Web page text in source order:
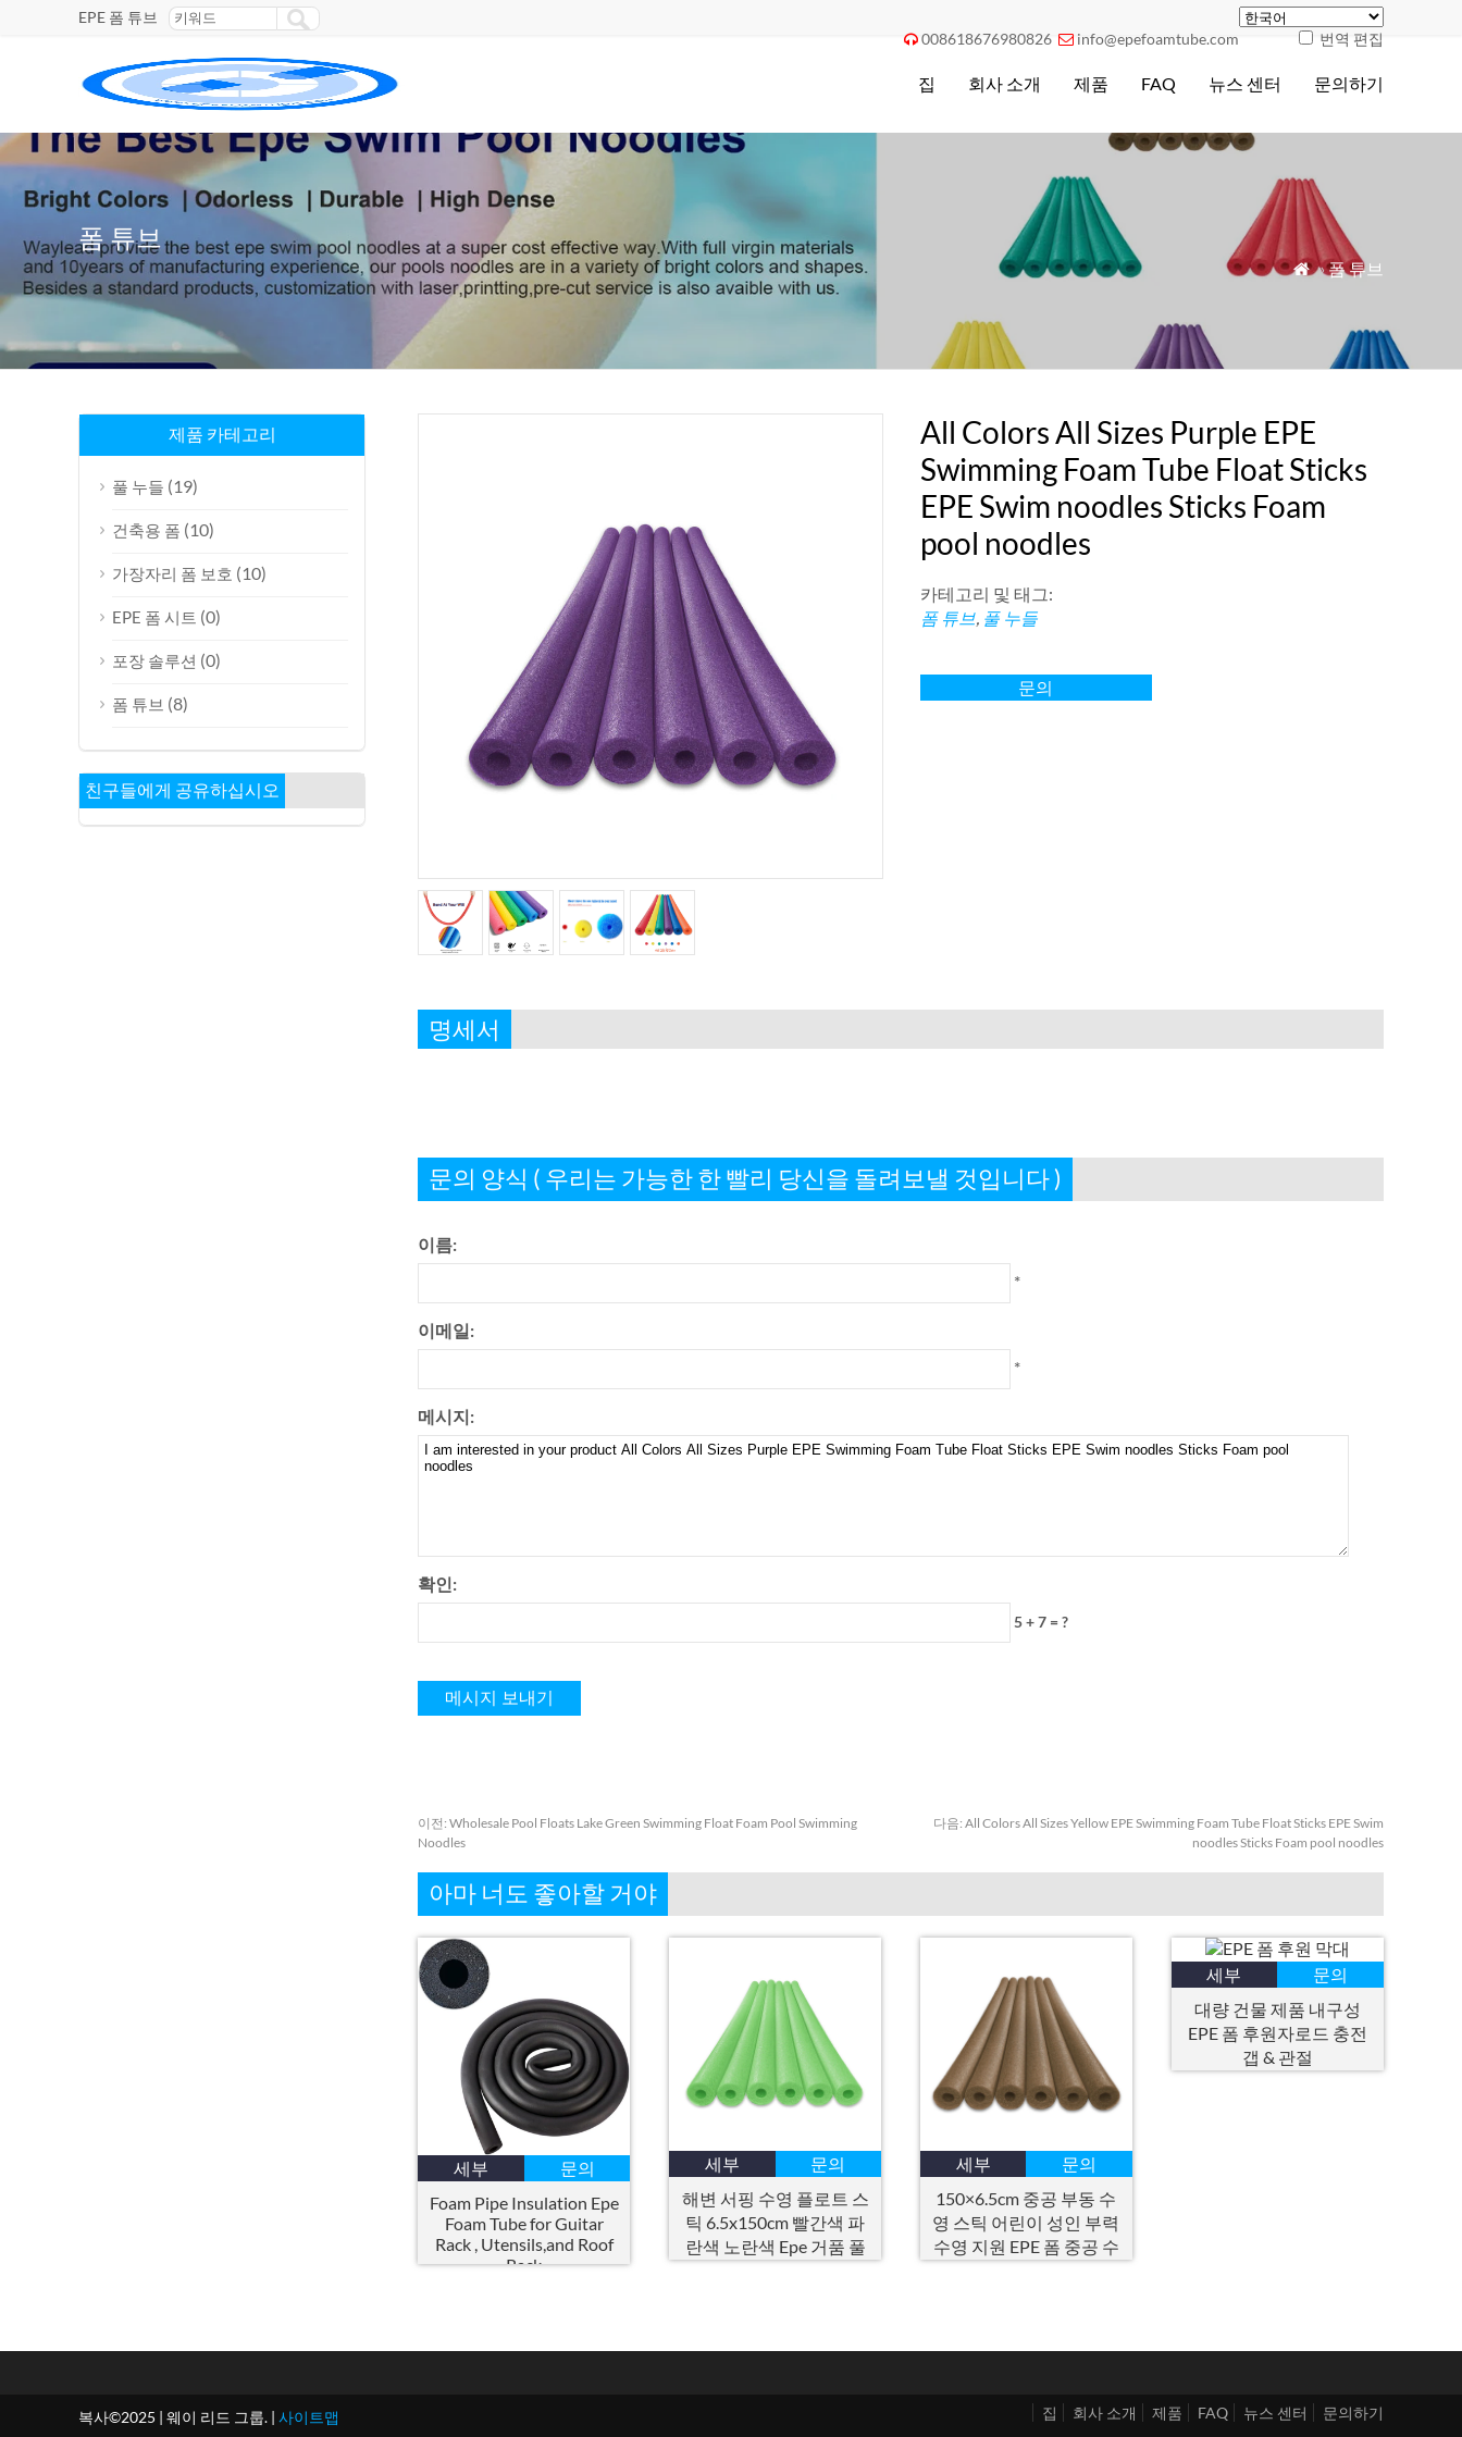
EPE 폼 튜브
 008618676980826  info@epefoamtube.com 번역 편집
집 회사 소개 제품 FAQ 뉴스 센터 문의하기
폼 튜브
 »폼 튜브
All Colors All Sizes Purple EPE
Swimming Foam Tube Float Sticks
EPE Swim noodles Sticks Foam
pool noodles
카테고리 및 태그:
폼 튜브, 풀 누들
문의
명세서
문의 양식 ( 우리는 가능한 한 빨리 당신을 돌려보낼 것입니다 )
이름:
*
이메일:
*
메시지:
확인:
5 + 7 = ?
이전: Wholesale Pool Floats Lake Green Swimming Float Foam Pool Swimming
Noodles
다음: All Colors All Sizes Yellow EPE Swimming Foam Tube Float Sticks EPE Swim
noodles Sticks Foam pool noodles
아마 너도 좋아할 거야
세부
문의
Foam Pipe Insulation Epe
Foam Tube for Guitar
Rack, Utensils,and Roof
Rack
세부
문의
해변 서핑 수영 플로트 스
틱 6.5x150cm 빨간색 파
란색 노란색 Epe 거품 풀
세부
문의
150×6.5cm 중공 부동 수
영 스틱 어린이 성인 부력
수영 지원 EPE 폼 중공 수
세부
문의
대량 건물 제품 내구성
EPE 폼 후원자로드 충전
갭 & 관절
제품 카테고리
풀 누들 (19)
건축용 폼 (10)
가장자리 폼 보호 (10)
EPE 폼 시트 (0)
포장 솔루션 (0)
폼 튜브 (8)
친구들에게 공유하십시오
복사©2025 | 웨이 리드 그룹. | 사이트맵 집 회사 소개 제품 FAQ 뉴스 센터 문의하기